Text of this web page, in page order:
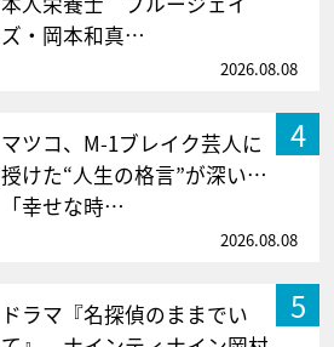
ズ・岡本和真…
2026.08.08
4
マツコ、M-1ブレイク芸人に
授けた“人生の格言”が深い…
「幸せな時…
2026.08.08
5
ドラマ『名探偵のままでい